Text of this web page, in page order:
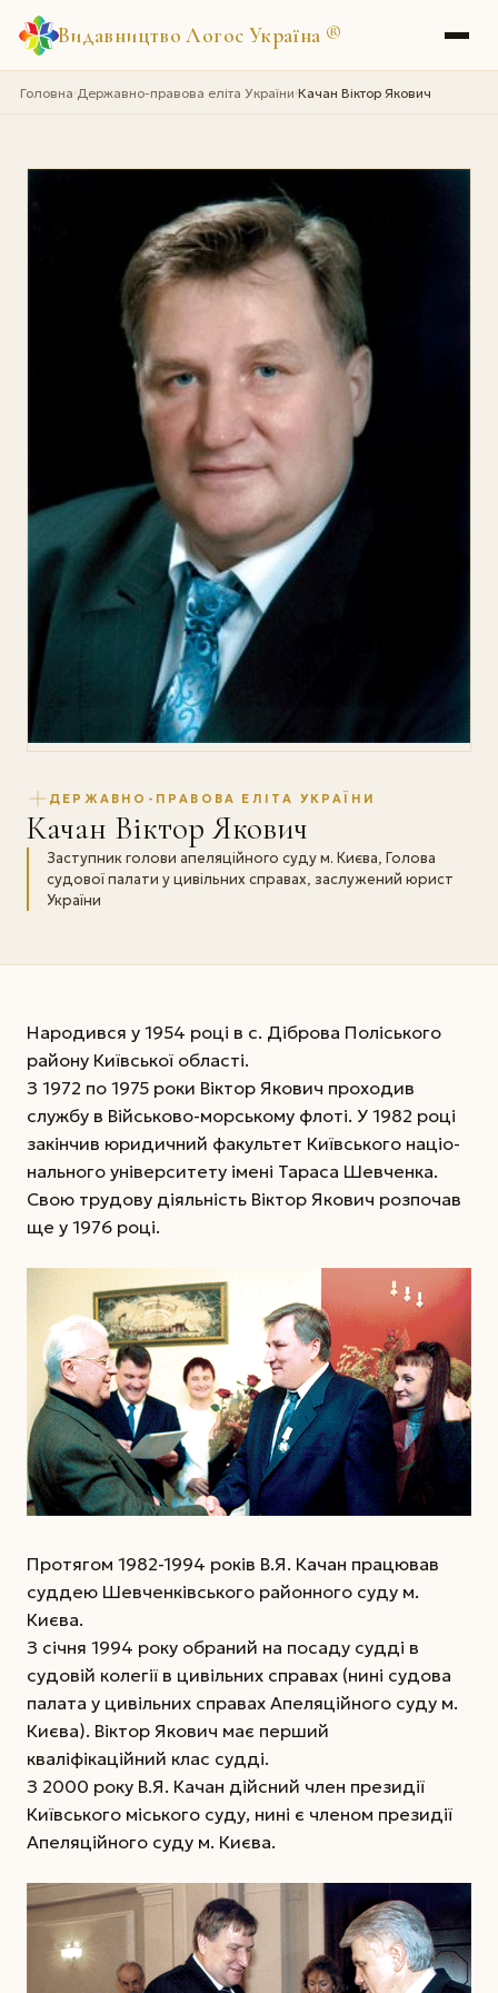
Видавництво Логос Україна ®
Головна›Державно-правова еліта України›Качан Віктор Якович
ДЕРЖАВНО-ПРАВОВА ЕЛІТА УКРАЇНИ
Качан Віктор Якович
Заступник голови апеляційного суду м. Києва, Голова
судової палати у цивільних справах, заслужений юрист
України
Народився у 1954 році в с. Діброва Поліського
району Київської області.
З 1972 по 1975 роки Віктор Якович проходив
службу в Військово-морському флоті. У 1982 році
закінчив юридичний факультет Київського націо-
нального університету імені Тараса Шевченка.
Свою трудову діяльність Віктор Якович розпочав
ще у 1976 році.
Протягом 1982-1994 років В.Я. Качан працював
суддею Шевченківського районного суду м.
Києва.
З січня 1994 року обраний на посаду судді в
судовій колегії в цивільних справах (нині судова
палата у цивільних справах Апеляційного суду м.
Києва). Віктор Якович має перший
кваліфікаційний клас судді.
З 2000 року В.Я. Качан дійсний член президії
Київського міського суду, нині є членом президії
Апеляційного суду м. Києва.